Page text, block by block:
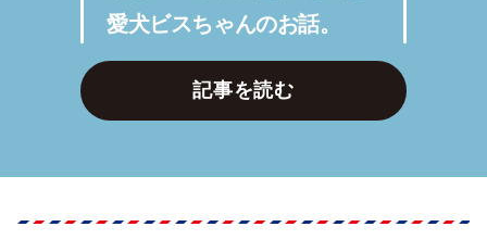
愛犬ビスちゃんのお話。
記事を読む